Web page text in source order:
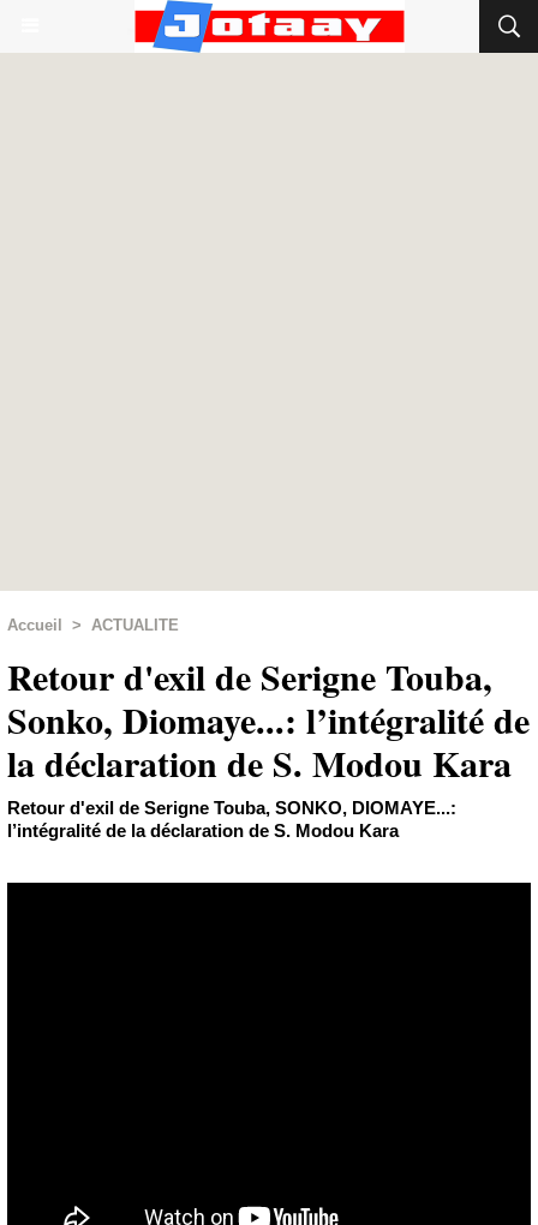
Accueil > ACTUALITE
Retour d'exil de Serigne Touba,
Sonko, Diomaye...: l’intégralité de
la déclaration de S. Modou Kara
Retour d'exil de Serigne Touba, SONKO, DIOMAYE...:
l’intégralité de la déclaration de S. Modou Kara